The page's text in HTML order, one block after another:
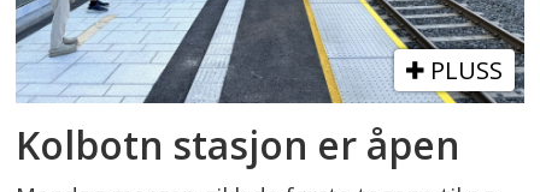
PLUSS
Kolbotn stasjon er åpen